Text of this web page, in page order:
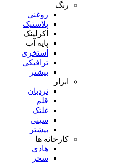
رنگ
روغنی
پلاستیک
اکرلینک
پایه آب
استخری
ترافیکی
بیشتر
ابزار
نردبان
قلم
غلتک
سینی
بیشتر
کارخانه ها
هادی
سحر